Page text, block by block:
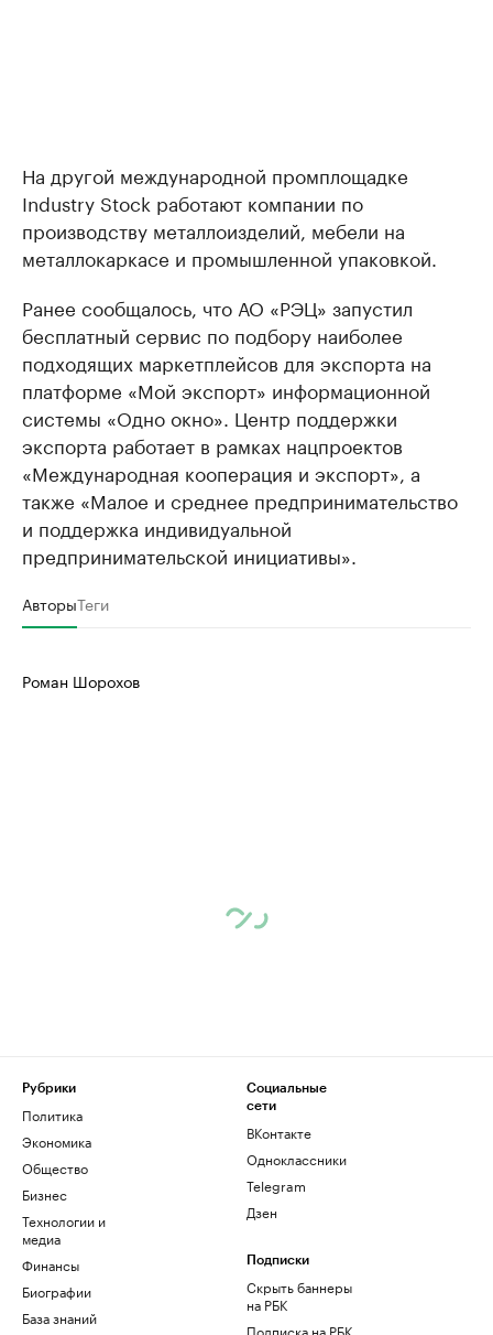
На другой международной промплощадке
Industry Stock работают компании по
производству металлоизделий, мебели на
металлокаркасе и промышленной упаковкой.
Ранее сообщалось, что АО «РЭЦ» запустил
бесплатный сервис по подбору наиболее
подходящих маркетплейсов для экспорта на
платформе «Мой экспорт» информационной
системы «Одно окно». Центр поддержки
экспорта работает в рамках нацпроектов
«Международная кооперация и экспорт», а
также «Малое и среднее предпринимательство
и поддержка индивидуальной
предпринимательской инициативы».
АвторыТеги
Роман Шорохов
Рубрики
Политика
Экономика
Общество
Бизнес
Технологии и
медиа
Финансы
Биографии
База знаний
Социальные
сети
ВКонтакте
Одноклассники
Telegram
Дзен
Подписки
Скрыть баннеры
на РБК
Подписка на РБК